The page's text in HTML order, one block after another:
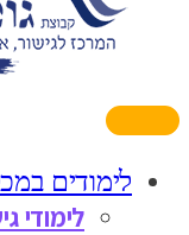
לימודים
לימודי